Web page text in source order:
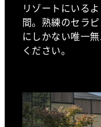
リゾートにいる
間。熟練のセラ
にしかない唯一
ください。